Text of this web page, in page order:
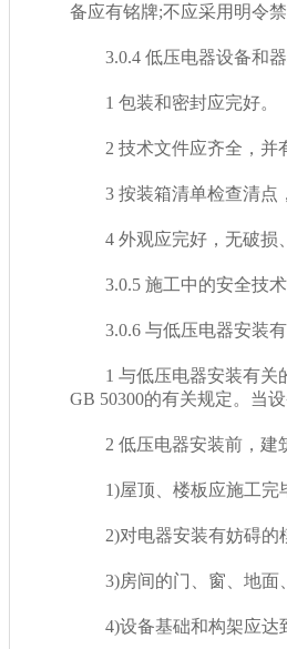
备应有铭牌;不应采用明令禁
3.0.4 低压电器设备和器材
1 包装和密封应完好。
2 技术文件应齐全，并有
3 按装箱清单检查清点，
4 外观应完好，无破损、
3.0.5 施工中的安全技术
3.0.6 与低压电器安装有
1 与低压电器安装有关的
GB 50300的有关规定。当设
2 低压电器安装前，建筑
1)屋顶、楼板应施工完毕
2)对电器安装有妨碍的模板
3)房间的门、窗、地面
4)设备基础和构架应达到